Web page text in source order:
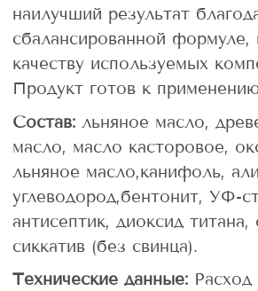
наилучший результат
сбалансированной
качеству используемых
Продукт готов к
Состав: льняное масло,
масло, масло касторовое,
льняное масло,канифоль,
углеводород,бентонит, УФ-
антисептик, диоксид
сиккатив (без свинца).
Технические данные: Расход